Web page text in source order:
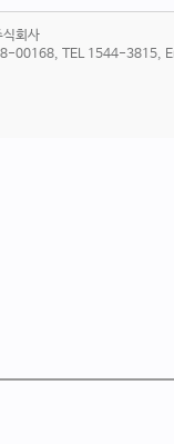
회사
00168, TEL 1544-3815,